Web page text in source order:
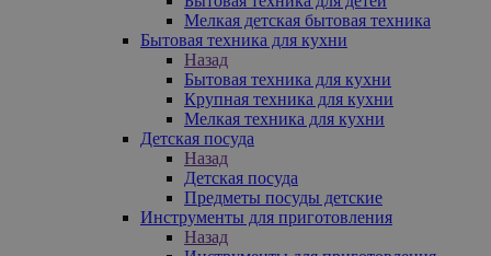
Мелкая детская бытовая техника
Бытовая техника для кухни
Назад
Бытовая техника для кухни
Крупная техника для кухни
Мелкая техника для кухни
Детская посуда
Назад
Детская посуда
Предметы посуды детские
Инструменты для приготовления
Назад